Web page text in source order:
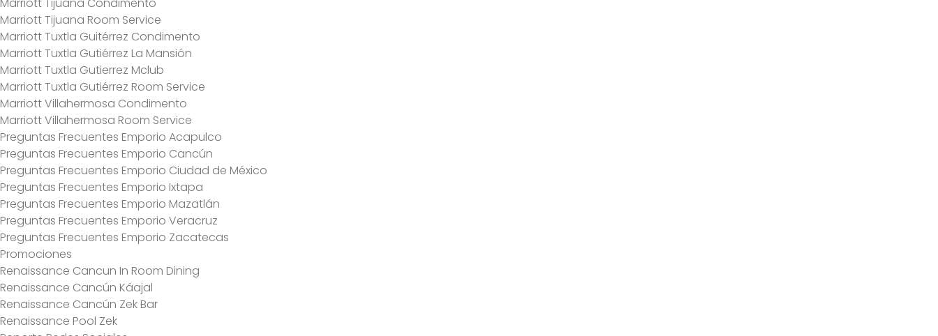
Marriott Tijuana Room Service
Marriott Tuxtla Guitérrez Condimento
Marriott Tuxtla Gutiérrez La Mansión
Marriott Tuxtla Gutierrez Mclub
Marriott Tuxtla Gutiérrez Room Service
Marriott Villahermosa Condimento
Marriott Villahermosa Room Service
Preguntas Frecuentes Emporio Acapulco
Preguntas Frecuentes Emporio Cancún
Preguntas Frecuentes Emporio Ciudad de México
Preguntas Frecuentes Emporio Ixtapa
Preguntas Frecuentes Emporio Mazatlán
Preguntas Frecuentes Emporio Veracruz
Preguntas Frecuentes Emporio Zacatecas
Promociones
Renaissance Cancun In Room Dining
Renaissance Cancún Káajal
Renaissance Cancún Zek Bar
Renaissance Pool Zek